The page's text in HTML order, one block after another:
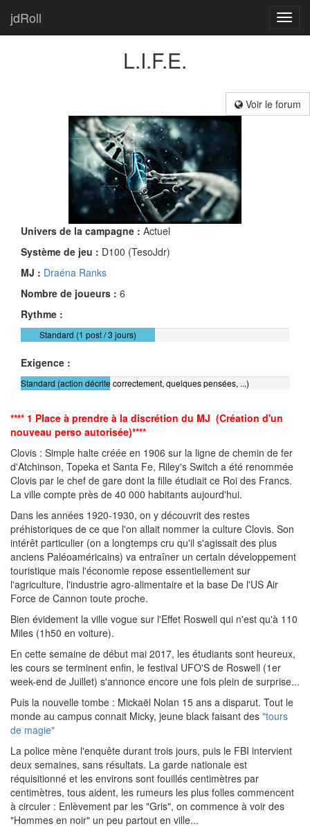
jdRoll
L.I.F.E.
Voir le forum
Univers de la campagne : Actuel
Système de jeu : D100 (TesoJdr)
MJ : Draéna Ranks
Nombre de joueurs : 6
Rythme :
Standard (1 post / 3 jours)
Exigence :
Standard (action décrite correctement, quelques pensées, ...)
**** 1 Place à prendre à la discrétion du MJ (Création d'un
nouveau perso autorisée)****
Clovis : Simple halte créée en 1906 sur la ligne de chemin de fer
d'Atchinson, Topeka et Santa Fe, Riley's Switch a été renommée
Clovis par le chef de gare dont la fille étudiait ce Roi des Francs.
La ville compte près de 40 000 habitants aujourd'hui.
Dans les années 1920-1930, on y découvrit des restes
préhistoriques de ce que l'on allait nommer la culture Clovis. Son
intérêt particulier (on a longtemps cru qu'il s'agissait des plus
anciens Paléoaméricains) va entraîner un certain développement
touristique mais l'économie repose essentiellement sur
l'agriculture, l'industrie agro-alimentaire et la base De l'US Air
Force de Cannon toute proche.
Bien évidement la ville vogue sur l'Effet Roswell qui n'est qu'à 110
Miles (1h50 en voiture).
En cette semaine de début mai 2017, les étudiants sont heureux,
les cours se terminent enfin, le festival UFO'S de Roswell (1er
week-end de Juillet) s'annonce encore une fois plein de surprise...
Puis la nouvelle tombe : Mickaël Nolan 15 ans a disparut. Tout le
monde au campus connait Micky, jeune black faisant des "tours
de magie"
La police mène l'enquête durant trois jours, puis le FBI intervient
deux semaines, sans résultats. La garde nationale est
réquisitionné et les environs sont fouillés centimètres par
centimètres, tous aident, les rumeurs les plus folles commencent
à circuler : Enlèvement par les "Gris", on commence à voir des
"Hommes en noir" un peu partout en ville...